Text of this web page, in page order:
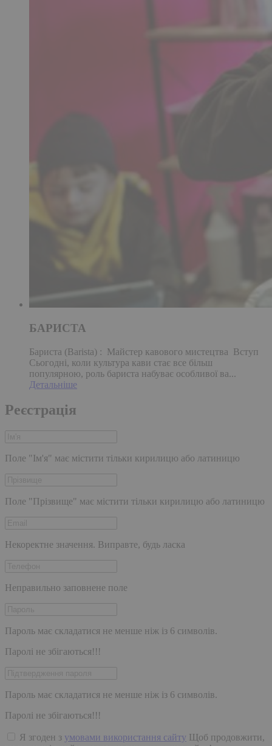
БАРИСТА
Бариста (Barista) : Майстер кавового мистецтва Вступ
Сьогодні, коли культура кави стає все більш
популярною, роль бариста набуває особливої ва...
Детальніше
Реєстрація
Поле "Ім'я" має містити тільки кирилицю або латиницю
Поле "Прізвище" має містити тільки кирилицю або латиницю
Некоректне значення. Виправте, будь ласка
Неправильно заповнене поле
Пароль має складатися не менше ніж із 6 символів.
Паролі не збігаються!!!
Пароль має складатися не менше ніж із 6 символів.
Паролі не збігаються!!!
Я згоден з умовами використання сайту Щоб продовжити,